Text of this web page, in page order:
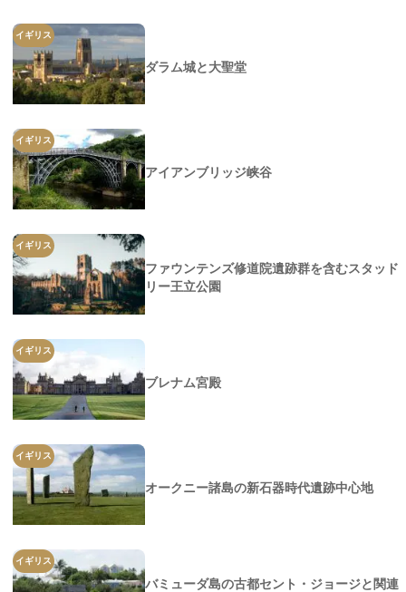
イギリス
ダラム城と大聖堂
イギリス
アイアンブリッジ峡谷
イギリス
ファウンテンズ修道院遺跡群を含むスタッド
リー王立公園
イギリス
ブレナム宮殿
イギリス
オークニー諸島の新石器時代遺跡中心地
イギリス
バミューダ島の古都セント・ジョージと関連